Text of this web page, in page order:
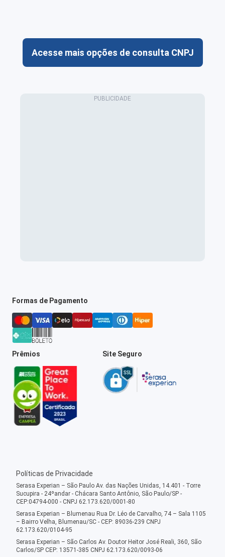
Acesse mais opções de consulta CNPJ
Formas de Pagamento
Prêmios Site Seguro
Políticas de Privacidade
Serasa Experian – São Paulo Av. das Nações Unidas, 14.401 - Torre
Sucupira - 24ºandar - Chácara Santo Antônio, São Paulo/SP -
CEP:04794-000 - CNPJ 62.173.620/0001-80
Serasa Experian – Blumenau Rua Dr. Léo de Carvalho, 74 – Sala 1105
– Bairro Velha, Blumenau/SC - CEP: 89036-239 CNPJ
62.173.620/0104-95
Serasa Experian – São Carlos Av. Doutor Heitor José Reali, 360, São
Carlos/SP CEP: 13571-385 CNPJ 62.173.620/0093-06